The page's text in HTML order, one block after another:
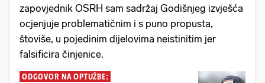
zapovjednik OSRH sam sadržaj Godišnjeg izvješća
ocjenjuje problematičnim i s puno propusta,
štoviše, u pojedinim dijelovima neistinitim jer
falsificira činjenice.
ODGOVOR NA OPTUŽBE: